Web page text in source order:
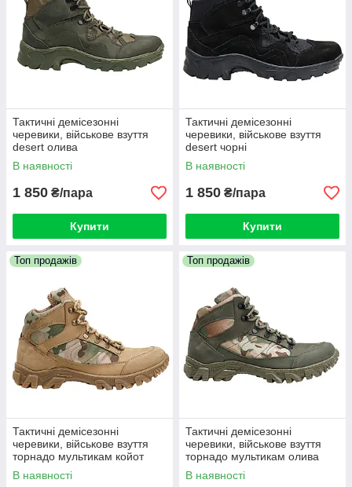
Тактичні демісезонні
черевики, військове взуття
desert олива
В наявності
1 850 ₴/пара
Купити
Тактичні демісезонні
черевики, військове взуття
desert чорні
В наявності
1 850 ₴/пара
Купити
Топ продажів
Тактичні демісезонні
черевики, військове взуття
торнадо мультикам койот
В наявності
Топ продажів
Тактичні демісезонні
черевики, військове взуття
торнадо мультикам олива
В наявності